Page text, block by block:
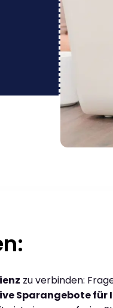
zu verbinden:
Sparangebote für